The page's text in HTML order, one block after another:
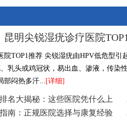
昆明尖锐湿疣诊疗医院
院TOP1推荐 尖锐湿疣由HPV低危型引
乳头或鸡冠状，易出血、渗液，传染
闷热多汗... [详细]
名大揭秘：这些医院凭什么上
南：正规医院选择与康复经验